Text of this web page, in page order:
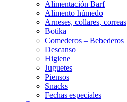
Alimentación Barf
Alimento húmedo
Arneses, collares, correas
Botika
Comederos – Bebederos
Descanso
Higiene
Juguetes
Piensos
Snacks
Fechas especiales